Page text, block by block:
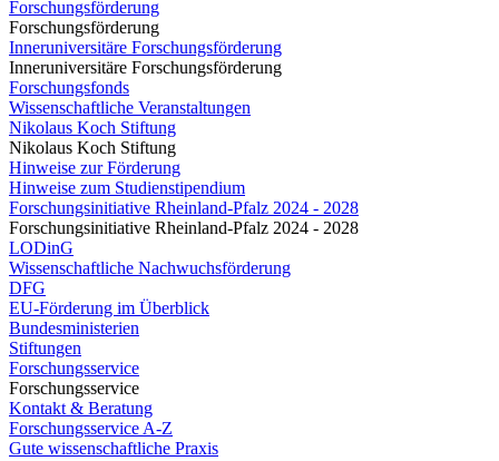
Forschungsförderung
Forschungsförderung
Inneruniversitäre Forschungsförderung
Inneruniversitäre Forschungsförderung
Forschungsfonds
Wissenschaftliche Veranstaltungen
Nikolaus Koch Stiftung
Nikolaus Koch Stiftung
Hinweise zur Förderung
Hinweise zum Studienstipendium
Forschungsinitiative Rheinland-Pfalz 2024 - 2028
Forschungsinitiative Rheinland-Pfalz 2024 - 2028
LODinG
Wissenschaftliche Nachwuchsförderung
DFG
EU-Förderung im Überblick
Bundesministerien
Stiftungen
Forschungsservice
Forschungsservice
Kontakt & Beratung
Forschungsservice A-Z
Gute wissenschaftliche Praxis